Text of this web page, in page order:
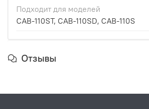
Подходит для моделей
CAB-110ST, CAB-110SD, CAB-110S
Отзывы